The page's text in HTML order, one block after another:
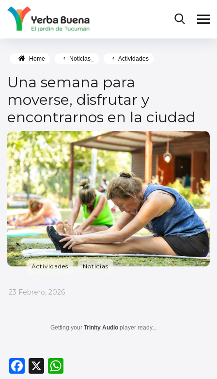
Home Noticias_ Actividades
Una semana para
moverse, disfrutar y
encontrarnos en la ciudad
Actividades Noticias
_
23 Febrero, 2026
Getting your Trinity Audio player ready...
F
X